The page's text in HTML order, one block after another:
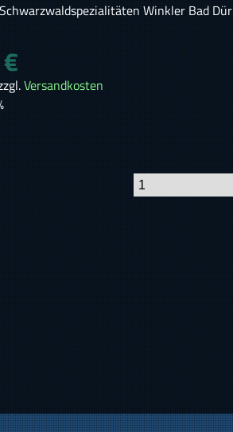
Schwarzwaldspezialitäten Winkler Bad
Versandkosten